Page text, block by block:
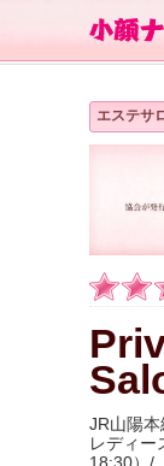
エステサ
JR山陽
レディー